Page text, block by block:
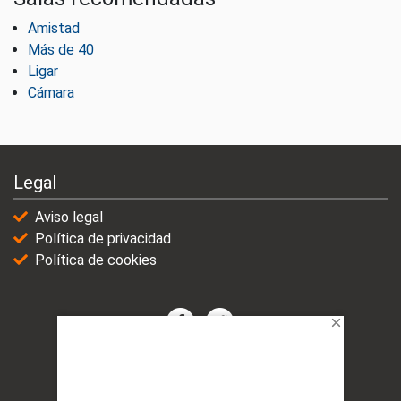
Amistad
Más de 40
Ligar
Cámara
Legal
Aviso legal
Política de privacidad
Política de cookies